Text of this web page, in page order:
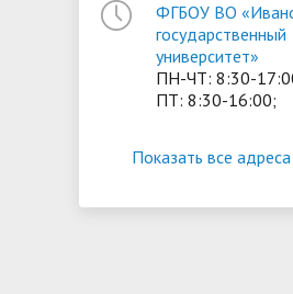
ФГБОУ ВО
государственный
университет»
ПН-ЧТ: 8:30-
ПТ: 8:30-16:00;
Показать все адреса